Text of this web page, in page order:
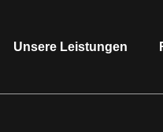
Unsere Leistungen